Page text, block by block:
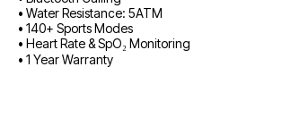
• Water Resistance: 5ATM
• 140+ Sports Modes
• Heart Rate & SpO₂ Monitoring
• 1 Year Warranty